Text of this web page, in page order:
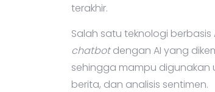
terakhir.
Salah satu teknologi
chatbotdengan AI yang
sehingga mampu digunakan
berita, dan analisis sentimen.